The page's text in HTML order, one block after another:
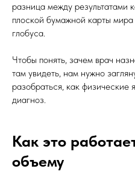
разница между результатами
плоской бумажной карты мира
глобуса.
Чтобы понять, зачем врач
там увидеть, нам нужно
разобраться, как физические
диагноз.
Как это
объему